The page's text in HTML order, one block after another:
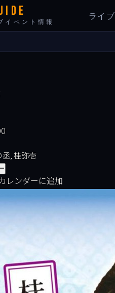
イベント情報 ライブ
, 桂弥壱
レンダーに追加